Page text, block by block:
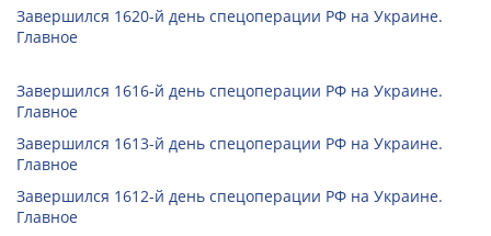
Завершился 1620-й день спецоперации РФ на Украине.
Главное
Завершился 1616-й день спецоперации РФ на Украине.
Главное
Завершился 1613-й день спецоперации РФ на Украине.
Главное
Завершился 1612-й день спецоперации РФ на Украине.
Главное